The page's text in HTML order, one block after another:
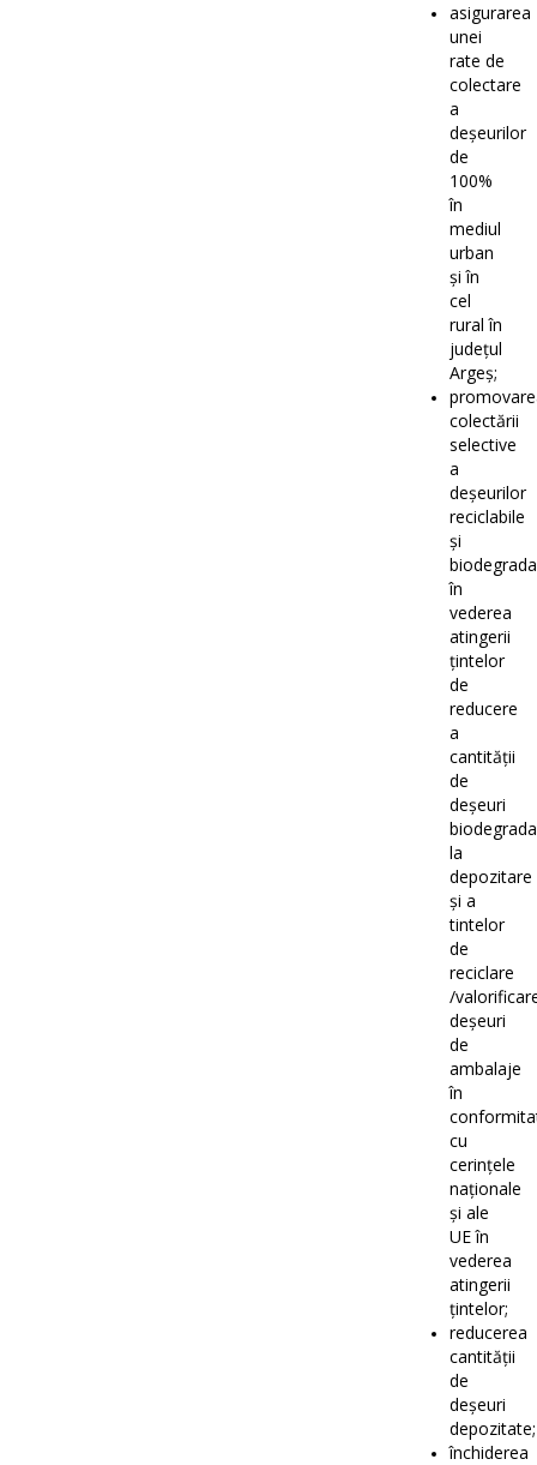
asigurarea
unei
rate de
colectare
a
deșeurilor
de
100%
în
mediul
urban
și în
cel
rural în
județul
Argeș;
colectării
selective
a
deșeurilor
reciclabile
și
în
vederea
atingerii
țintelor
de
reducere
a
cantității
de
deșeuri
la
depozitare
și a
tintelor
de
reciclare
/
deșeuri
de
ambalaje
în
cu
cerințele
naționale
și ale
UE în
vederea
atingerii
țintelor;
reducerea
cantității
de
deșeuri
depozitate;
închiderea